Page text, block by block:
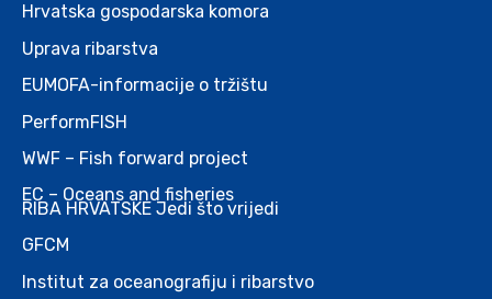
Hrvatska gospodarska komora
Uprava ribarstva
EUMOFA-informacije o tržištu
PerformFISH
WWF – Fish forward project
EC – Oceans and fisheries
RIBA HRVATSKE Jedi što vrijedi
GFCM
Institut za oceanografiju i ribarstvo